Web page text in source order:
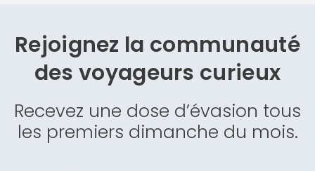
Rejoignez la communauté
desvoyageurs curieux
Recevez une dose d’évasion tous
les premiers dimanche du mois.